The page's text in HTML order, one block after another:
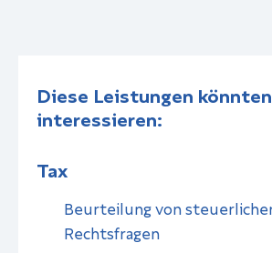
Diese Leistungen
interessieren:
Tax
Beurteilung von
Rechtsfragen